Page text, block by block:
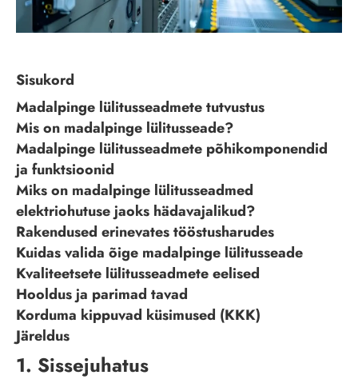
Sisukord
Madalpinge lülitusseadmete tutvustus
Mis on madalpinge lülitusseade?
Madalpinge lülitusseadmete põhikomponendid
ja funktsioonid
Miks on madalpinge lülitusseadmed
elektriohutuse jaoks hädavajalikud?
Rakendused erinevates tööstusharudes
Kuidas valida õige madalpinge lülitusseade
Kvaliteetsete lülitusseadmete eelised
Hooldus ja parimad tavad
Korduma kippuvad küsimused (KKK)
Järeldus
1. Sissejuhatus